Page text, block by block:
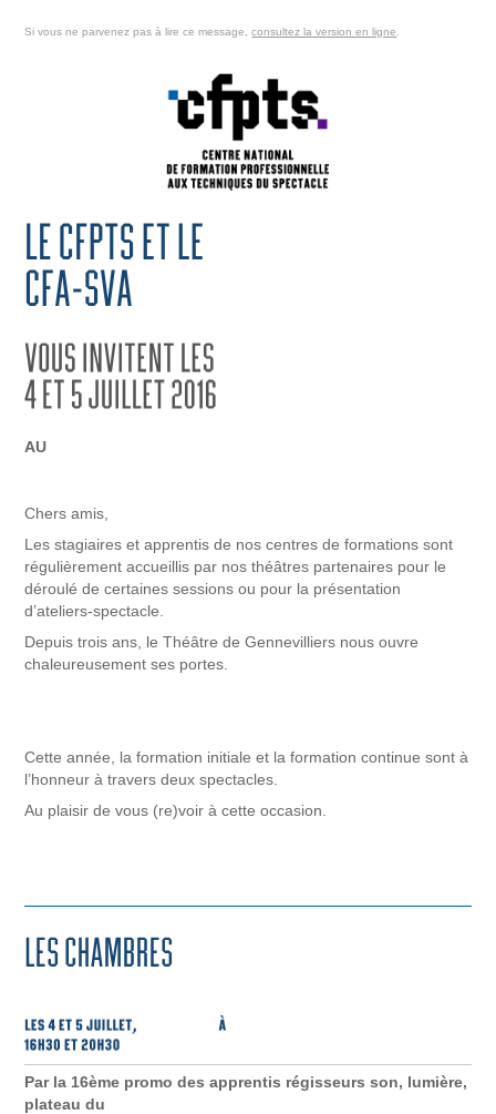
Si vous ne parvenez pasà lire ce message,consultez la version en ligne.
AU
Chers amis,
Les stagiaires et apprentis de nos centres de formations sont
régulièrement accueillis par nos théâtres partenaires pour le
déroulé de certaines sessions ou pour la présentation
d’ateliers-spectacle.
Depuis trois ans, le Théâtre de Gennevilliers nous ouvre
chaleureusement ses portes.
Cette année, la formation initiale et la formation continue sont à
l’honneur à travers deux spectacles.
Au plaisir de vous (re)voir à cette occasion.
Par la 16ème promo des apprentis régisseurs son, lumière,
plateau du